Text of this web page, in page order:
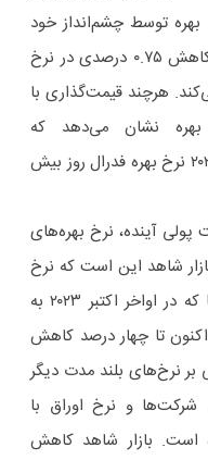
توسط چشم‌انداز خود
فدرال رزرو (SEP) در حال حاضر یک کاهش ۰.۷۵ درصدی در نرخ
۲۰۲۴ پیش‌بینی می‌کند. هرچند قیمت‌گذاری با
بهره نشان می‌دهد که
سرمایه‌گذاران انتظار دارند که درسال ۲۰۲۴ نرخ بهره فدرال روز بیش
پولی آینده، نرخ بهره‌های
شاهد این است که نرخ
بازدهی اوراق ۱۰ساله خزانه‌داری امریکا که در اواخر اکتبر ۲۰۲۳ به
اکنون تا چهار درصد کاهش
نرخ‌های بلند مدت دیگر
و نرخ اوراق با
است. بازار شاهد کاهش